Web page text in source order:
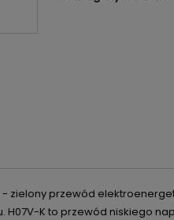
- zielony przewód
H07V-K to przewód niskiego